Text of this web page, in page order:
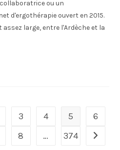
ou un
d'ergothérapie ouvert en 2015.
large, entre l'Ardèche et la
3 4 5
6
8 … 374